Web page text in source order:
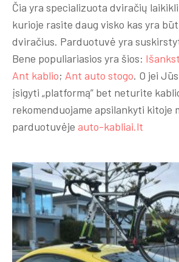
Čia yra specializuota dviračių
kurioje rasite daug visko kas yra
dviračius. Parduotuvė yra
Bene populiariasios yra šios:
Ant kablio; Ant auto stogo. O jei
įsigyti „platformą” bet neturite
rekomenduojame apsilankyti kitoje
parduotuvėje auto-kabliai.lt